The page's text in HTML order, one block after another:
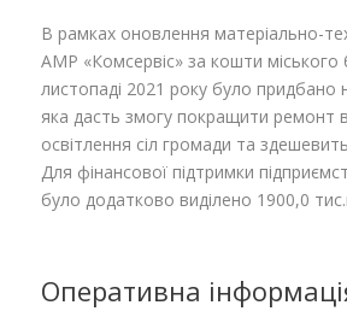
В рамках оновлення матеріально-
АМР «Комсервіс» за кошти
листопаді 2021 року було придбано
яка дасть змогу покращити ремонт
освітлення сіл громади та
Для фінансової підтримки
було додатково виділено 1900,0
Оперативна